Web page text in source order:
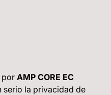
por AMP CORE EC
serio la privacidad de